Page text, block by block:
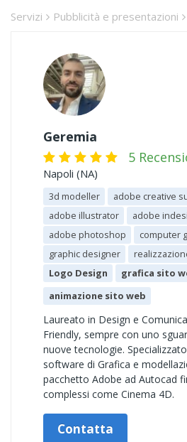
Servizi Pubblicità e presentazioni
Geremia
5
Napoli (NA)
3d modeller
adobe creative
adobe illustrator
adobe
adobe photoshop
computer
graphic designer
Logo Design
grafica sito
animazione sito web
Laureato in Design e
Friendly, sempre con uno
nuove tecnologie.
software di Grafica e
pacchetto Adobe ad Autocad
complessi come Cinema 4D.
Contatta